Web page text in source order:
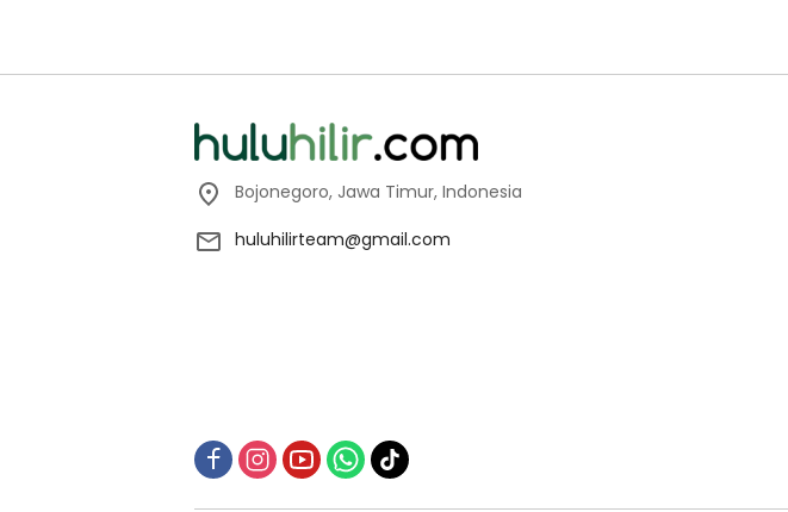
Bojonegoro, Jawa Timur, Indonesia
huluhilirteam@gmail.com